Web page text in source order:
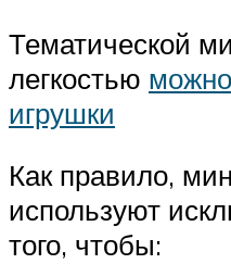
Тематической
легкостью
игрушки
Как правило,
используют
того, чтобы: